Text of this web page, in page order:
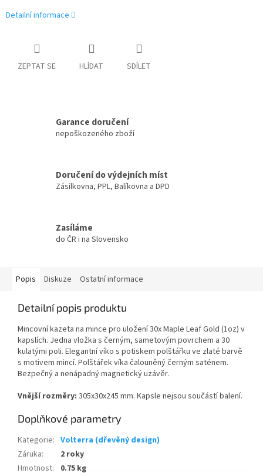
Detailní informace
ZEPTAT SE HLÍDAT SDÍLET
Garance doručení
nepoškozeného zboží
Doručení do výdejních míst
Zásilkovna, PPL, Balíkovna a DPD
Zasíláme
do ČR i na Slovensko
Popis Diskuze Ostatní informace
Detailní popis produktu
Mincovní kazeta na mince pro uložení 30x Maple Leaf Gold (1oz) v
kapslích. Jedna vložka s černým, sametovým povrchem a 30
kulatými poli. Elegantní víko s potiskem polštářku ve zlaté barvě
s motivem mincí. Polštářek víka čalouněný černým saténem.
Bezpečný a nenápadný magnetický uzávěr.
Vnější rozměry: 305x30x245 mm. Kapsle nejsou součástí balení.
Doplňkové parametry
Kategorie: Volterra (dřevěný design)
Záruka:
2 roky
Hmotnost: 0.75 kg